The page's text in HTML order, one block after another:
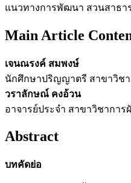
แนวทางการพัฒนา สวนสาธาร
Main Article
เจนณรงค์ สมพงษ์
นักศึกษาปริญญาตรี สาขาวิชา
วราลักษณ์ คงอ้วน
อาจารย์ประจำ สาขาวิชากา
Abstract
บทคัดย่อ